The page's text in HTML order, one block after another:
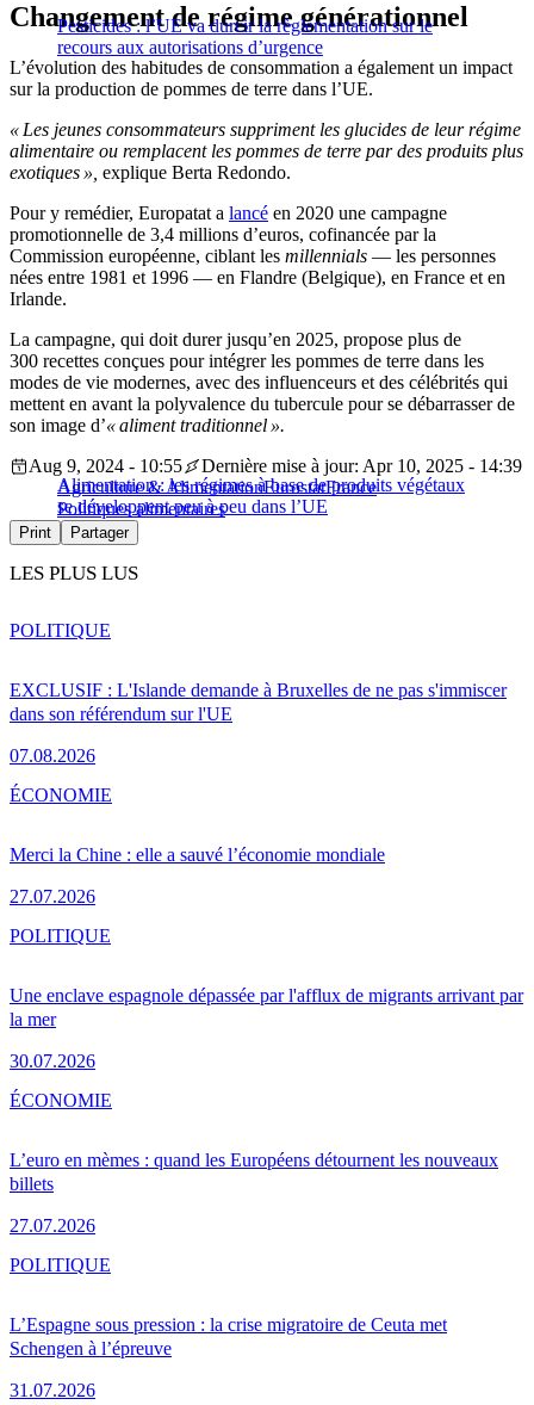
Pesticides : l’UE va durcir la règlementation sur le
recours aux autorisations d’urgence
Changement de régime générationnel
L’évolution des habitudes de consommation a également un impact
sur la production de pommes de terre dans l’UE.
« Les jeunes consommateurs suppriment les glucides de leur régime
alimentaire ou remplacent les pommes de terre par des produits plus
exotiques », explique Berta Redondo.
Pour y remédier, Europatat a lancé en 2020 une campagne
promotionnelle de 3,4 millions d’euros, cofinancée par la
Commission européenne, ciblant les millennials — les personnes
nées entre 1981 et 1996 — en Flandre (Belgique), en France et en
Irlande.
La campagne, qui doit durer jusqu’en 2025, propose plus de
300 recettes conçues pour intégrer les pommes de terre dans les
modes de vie modernes, avec des influenceurs et des célébrités qui
mettent en avant la polyvalence du tubercule pour se débarrasser de
son image d’« aliment traditionnel ».
Alimentation : les régimes à base de produits végétaux
se développent peu à peu dans l’UE
Aug 9, 2024 - 10:55
Dernière mise à jour: Apr 10, 2025 - 14:39
Agriculture & AlimentationEurostatFrance
Politiques alimentaires
Print Partager
LES PLUS LUS
EXCLUSIF : L'Islande demande à Bruxelles de ne pas s'immiscer
dans son référendum sur l'UE
07.08.2026
POLITIQUE
Merci la Chine : elle a sauvé l’économie mondiale
27.07.2026
ÉCONOMIE
Une enclave espagnole dépassée par l'afflux de migrants arrivant par
la mer
30.07.2026
POLITIQUE
L’euro en mèmes : quand les Européens détournent les nouveaux
billets
27.07.2026
ÉCONOMIE
L’Espagne sous pression : la crise migratoire de Ceuta met
Schengen à l’épreuve
31.07.2026
POLITIQUE